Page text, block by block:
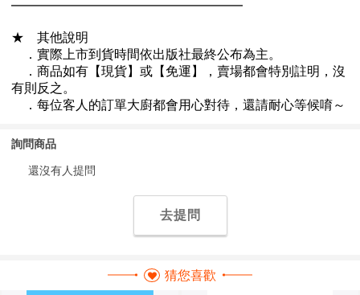
詢問商品
還沒有人提問
去提問
猜您喜歡